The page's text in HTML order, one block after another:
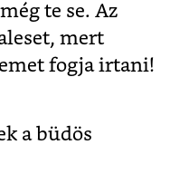
te se. Az
mert
fogja irtani!
a büdös